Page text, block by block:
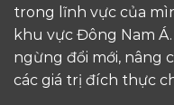
trong lĩnh vực của
khu vực Đông Nam
ngừng đổi mới, nâng
các giá trị đích thực